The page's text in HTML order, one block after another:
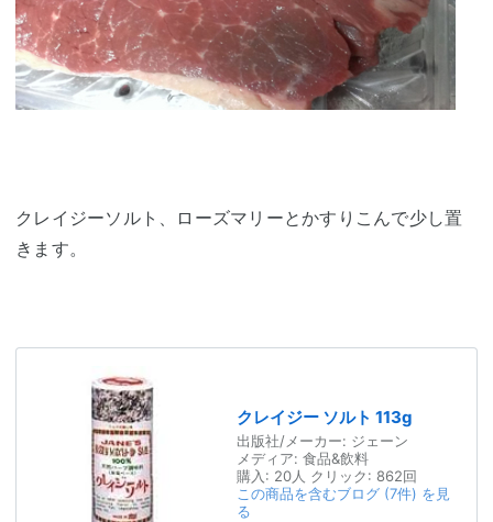
クレイジーソルト、ローズマリーとかすりこんで少し置
きます。
クレイジー ソルト 113g
出版社/メーカー: ジェーン
メディア: 食品&飲料
購入: 20人 クリック: 862回
この商品を含むブログ (7件) を見
る